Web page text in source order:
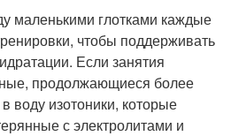
маленькими глотками каждые
чтобы поддерживать
Если занятия
продолжающиеся более
воду изотоники, которые
с электролитами и